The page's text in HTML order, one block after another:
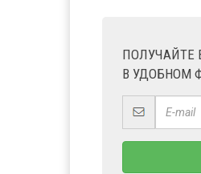
ПОЛУЧАЙТЕ
В УДОБНОМ